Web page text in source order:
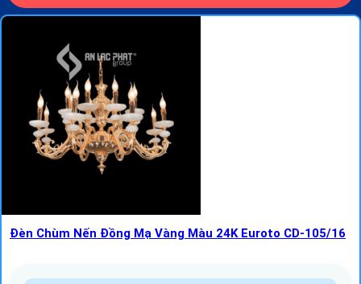
Đèn Chùm Nến Đồng Mạ Vàng Màu 24K Euroto CD-105/16